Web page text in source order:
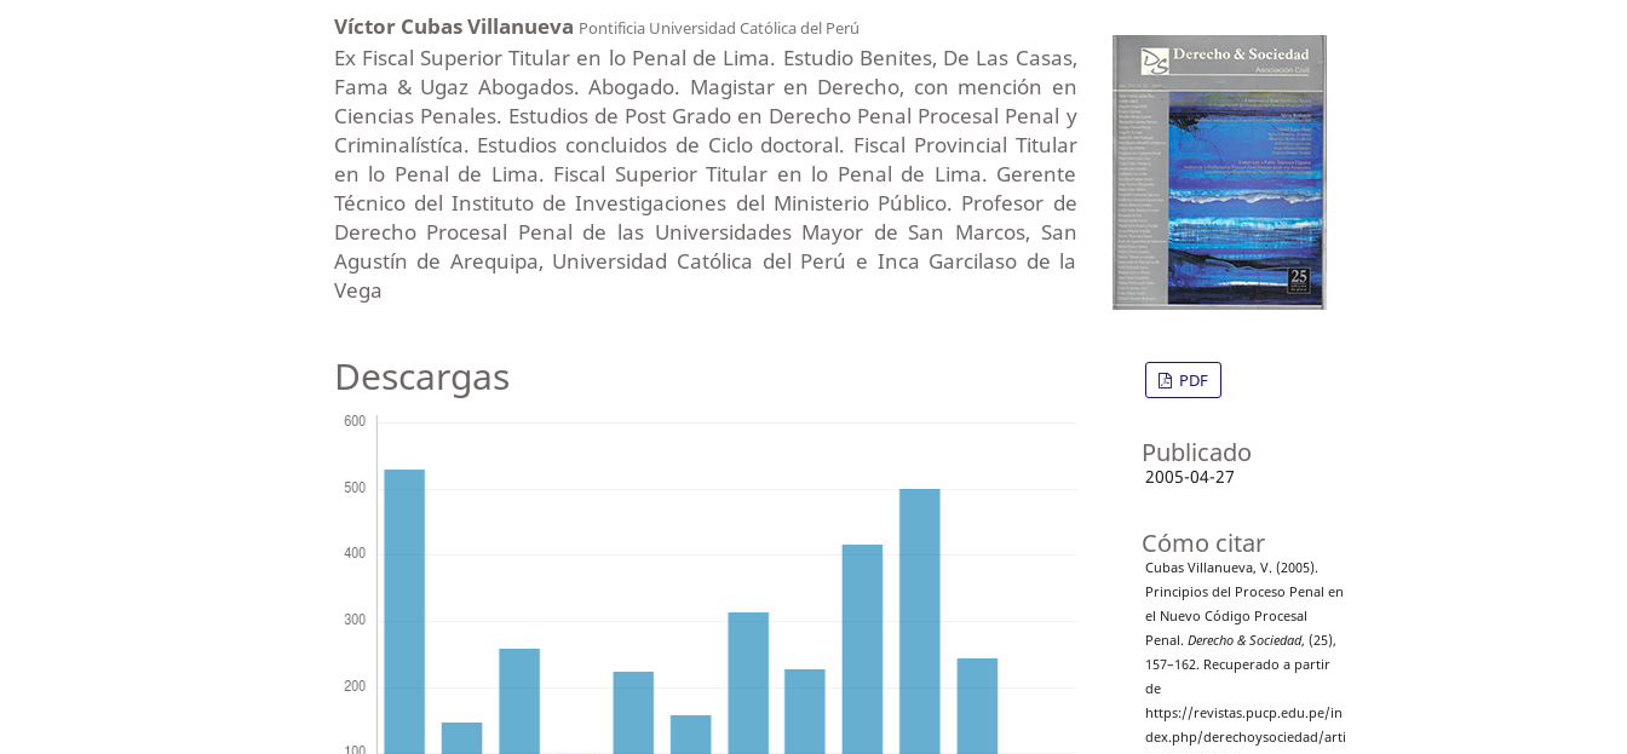
Víctor Cubas Villanueva Pontificia Universidad Católica del Perú
Ex Fiscal Superior Titular en lo Penal de Lima. Estudio Benites, De Las Casas,
Fama & Ugaz Abogados. Abogado. Magistar en Derecho, con mención en
Ciencias Penales. Estudios de Post Grado en Derecho Penal Procesal Penal y
Criminalístíca. Estudios concluidos de Ciclo doctoral. Fiscal Provincial Titular
en lo Penal de Lima. Fiscal Superior Titular en lo Penal de Lima. Gerente
Técnico del Instituto de Investigaciones del Ministerio Público. Profesor de
Derecho Procesal Penal de las Universidades Mayor de San Marcos, San
Agustín de Arequipa, Universidad Católica del Perú e Inca Garcilaso de la
Vega
Descargas PDF
Publicado
2005-04-27
Cómo citar
Cubas Villanueva, V. (2005).
Principios del Proceso Penal en
el Nuevo Código Procesal
Penal. Derecho & Sociedad, (25),
157–162. Recuperado a partir
de
https://revistas.pucp.edu.pe/in
dex.php/derechoysociedad/arti